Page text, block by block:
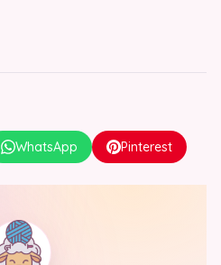
WhatsApp Pinterest